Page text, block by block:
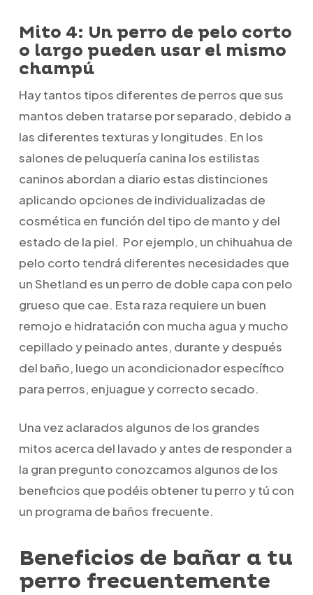
Mito 4: Un perro de pelo corto
o largo pueden usar el mismo
champú
Hay tantos tipos diferentes de perros que sus
mantos deben tratarse por separado, debido a
las diferentes texturas y longitudes. En los
salones de peluquería canina los estilistas
caninos abordan a diario estas distinciones
aplicando opciones de individualizadas de
cosmética en función del tipo de manto y del
estado de la piel. Por ejemplo, un chihuahua de
pelo corto tendrá diferentes necesidades que
un Shetland es un perro de doble capa con pelo
grueso que cae. Esta raza requiere un buen
remojo e hidratación con mucha agua y mucho
cepillado y peinado antes, durante y después
del baño, luego un acondicionador específico
para perros, enjuague y correcto secado.
Una vez aclarados algunos de los grandes
mitos acerca del lavado y antes de responder a
la gran pregunto conozcamos algunos de los
beneficios que podéis obtener tu perro y tú con
un programa de baños frecuente.
Beneficios de bañar a tu
perro frecuentemente